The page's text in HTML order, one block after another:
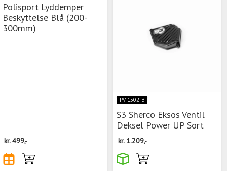
Polisport Lyddemper
Beskyttelse Blå (200-
300mm)
kr.499,-
PV-1502-B
S3 Sherco Eksos Ventil
Deksel Power UP Sort
kr. 1.209,-